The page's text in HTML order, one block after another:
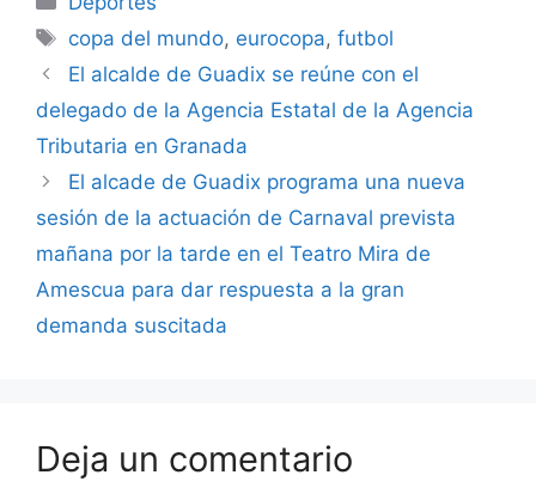
Etiquetas
copa del mundo, eurocopa,futbol
El alcalde de Guadix se reúne con el
delegado de la Agencia Estatal de la Agencia
Tributaria en Granada
El alcade de Guadix programa una nueva
sesión de la actuación de Carnaval prevista
mañana por la tarde en el Teatro Mira de
Amescua para dar respuesta a la gran
demanda suscitada
Deja un comentario